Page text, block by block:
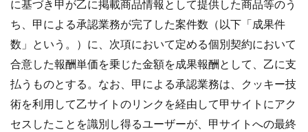
に基づき甲が乙に掲載商品情報として提供した商品等のう
ち、甲による承認業務が完了した案件数（以下「成果件
数」という。）に、次項において定める個別契約において
合意した報酬単価を乗じた金額を成果報酬として、乙に支
払うものとする。なお、甲による承認業務は、クッキー技
術を利用して乙サイトのリンクを経由して甲サイトにアク
セスしたことを識別し得るユーザーが、甲サイトへの最終